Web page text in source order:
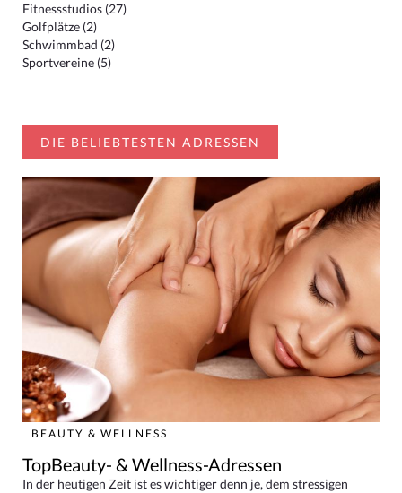
Fitnessstudios (27)
Golfplätze (2)
Schwimmbad (2)
Sportvereine (5)
DIE BELIEBTESTEN ADRESSEN
BEAUTY & WELLNESS
TopBeauty- & Wellness-Adressen
In der heutigen Zeit ist es wichtiger denn je, dem stressigen